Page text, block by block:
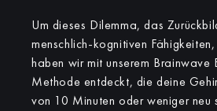
Um dieses Dilemma, das
menschlich-kognitiven
haben wir mit unserem Brainwave
Methode entdeckt, die deine
von 10 Minuten oder weniger neu